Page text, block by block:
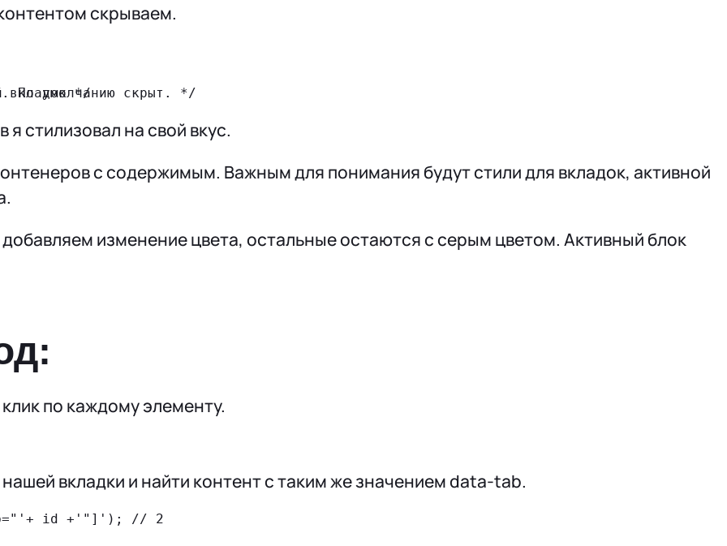
скрываем.
стилизовал на свой вкус.
с содержимым. Важным для понимания будут стили для вкладок, активной
изменение цвета, остальные остаются с серым цветом. Активный блок
по каждому элементу.
вкладки и найти контент с таким же значением data-tab.